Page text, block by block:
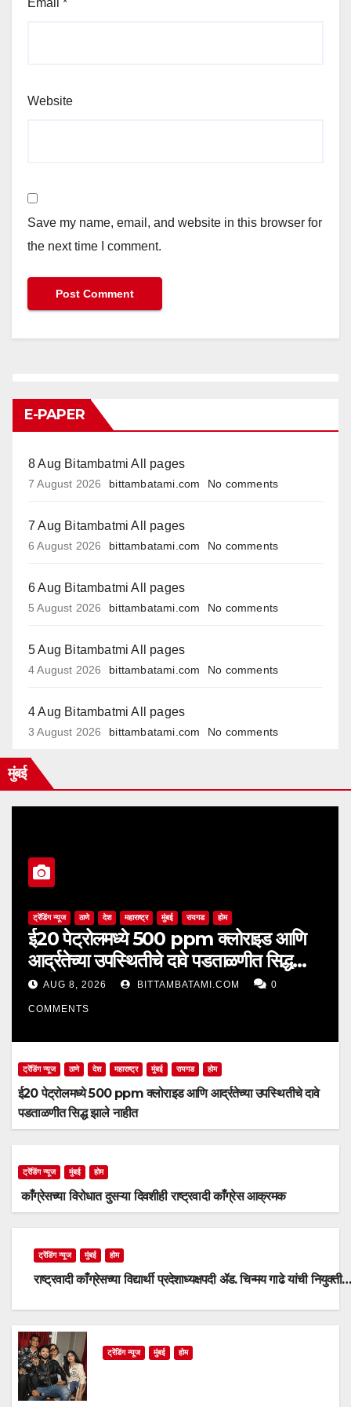
Website
Save my name, email, and website in this browser for
the next time I comment.
E-PAPER
8 Aug Bitambatmi All pages
7 August 2026 bittambatami.com No comments
7 Aug Bitambatmi All pages
6 August 2026 bittambatami.com No comments
6 Aug Bitambatmi All pages
5 August 2026 bittambatami.com No comments
5 Aug Bitambatmi All pages
4 August 2026 bittambatami.com No comments
4 Aug Bitambatmi All pages
3 August 2026 bittambatami.com No comments
मुंबई
ट्रेंडिंग न्यूज ठाणे देश महाराष्ट्र मुंबई रायगड होम
ई20 पेट्रोलमध्ये 500 ppm क्लोराइड आणि
आर्द्रतेच्या उपस्थितीचे दावे पडताळणीत सिद्ध
झाले नाहीत
AUG 8, 2026 BITTAMBATAMI.COM 0
COMMENTS
ट्रेंडिंग न्यूज ठाणे देश महाराष्ट्र मुंबई रायगड होम
ई20 पेट्रोलमध्ये 500 ppm क्लोराइड आणि आर्द्रतेच्या उपस्थितीचे दावे
पडताळणीत सिद्ध झाले नाहीत
ट्रेंडिंग न्यूज मुंबई होम
काँग्रेसच्या विरोधात दुसऱ्या दिवशीही राष्ट्रवादी काँग्रेस आक्रमक
ट्रेंडिंग न्यूज मुंबई होम
राष्ट्रवादी काँग्रेसच्या विद्यार्थी प्रदेशाध्यक्षपदी ॲड. चिन्मय गाढे यांची नियुक्ती…
ट्रेंडिंग न्यूज मुंबई होम